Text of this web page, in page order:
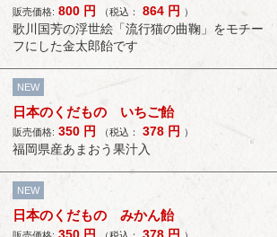
販売価格: 800 円 （税込： 864 円 ）
歌川国芳の浮世絵「流行猫の曲鞠」をモチー
フにした金太郎飴です
NEW
日本のくだもの いちご飴
販売価格: 350 円 （税込： 378 円 ）
福岡県産あまおう果汁入
NEW
日本のくだもの みかん飴